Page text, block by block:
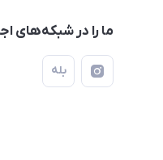
ما را در شبکه‌های
بله